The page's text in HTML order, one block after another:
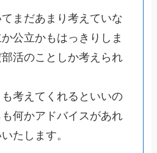
まだあまり考えていな
公立かもはっきりしま
活のことしか考えられ
考えてくれるといいの
何かアドバイスがあれ
たします。